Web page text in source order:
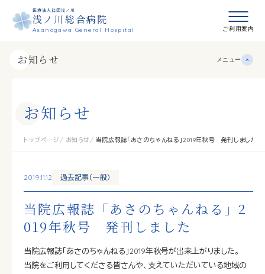
メニュ
ご利用案内
医療法人社団浅ノ川
浅ノ川総合病院
Asanogawa General Hospital
お知らせ メニュー
お知 らせ
トップページ お知らせ 当院広報誌「あさのちゃんねる」2019年秋号 発刊しました
2019.11.12 過去記事（一般）
当院広報誌「あさのちゃんねる」2
019年秋号 発刊しました
当院広報誌「あさのちゃんねる」2019年秋号が出来上がりました。
当院をご利用してくださる皆さんや、支えていただいている地域の